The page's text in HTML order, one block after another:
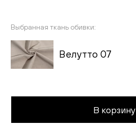
Проекты
Выбранная ткань обивки:
Велутто 07
В корзину